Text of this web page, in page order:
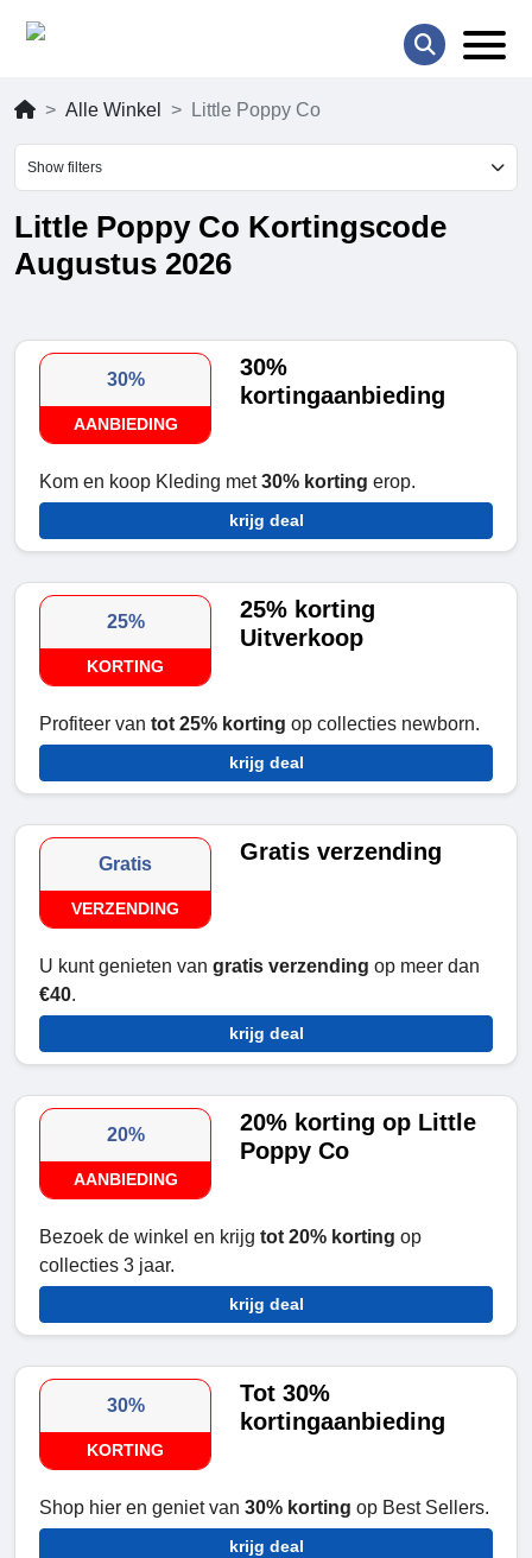
Alle Winkel Little Poppy Co
Show filters
Little Poppy Co Kortingscode
Augustus 2026
30%
AANBIEDING
30%
kortingaanbieding
Kom en koop Kleding met30% korting erop.
krijg deal
25%
KORTING
25% korting
Uitverkoop
Profiteer van tot 25% korting op collecties newborn.
krijg deal
Gratis
VERZENDING
Gratis verzending
U kunt genieten van gratis verzending op meer dan
€40.
krijg deal
20%
AANBIEDING
20% korting op Little
Poppy Co
Bezoek de winkel en krijg tot 20% korting op
collecties 3 jaar.
krijg deal
30%
KORTING
Tot 30%
kortingaanbieding
Shop hier en geniet van 30% korting op Best Sellers.
krijg deal